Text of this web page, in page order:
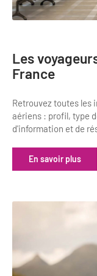
Les
France
Retrouvez toutes les
aériens : profil, type
d'information et de
En savoir plus